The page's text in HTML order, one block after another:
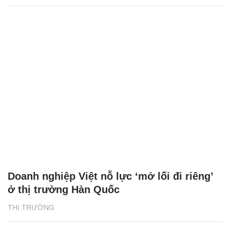
THỊ TRƯỜNG
Doanh nghiệp Việt nỗ lực ‘mở lối đi riêng’
ở thị trường Hàn Quốc